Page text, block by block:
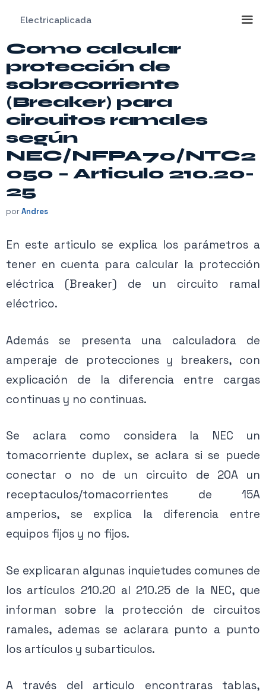
contenido
Electricaplicada
Como calcular
protección de
sobrecorriente
(Breaker) para
circuitos ramales
según
NEC/NFPA70/NTC2
050 – Articulo 210.20-
25
porAndres
En este articulo se explica los parámetros a
tener en cuenta para calcular la protección
eléctrica (Breaker) de un circuito ramal
eléctrico.
Además se presenta una calculadora de
amperaje de protecciones y breakers, con
explicación de la diferencia entre cargas
continuas y no continuas.
Se aclara como considera la NEC un
tomacorriente duplex, se aclara si se puede
conectar o no de un circuito de 20A un
receptaculos/tomacorrientes de 15A
amperios, se explica la diferencia entre
equipos fijos y no fijos.
Se explicaran algunas inquietudes comunes de
los artículos 210.20 al 210.25 de la NEC, que
informan sobre la protección de circuitos
ramales, ademas se aclarara punto a punto
los artículos y subarticulos.
A través del articulo encontraras tablas,